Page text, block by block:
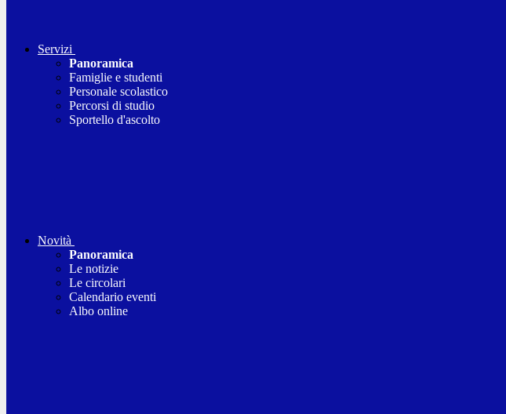
Servizi
Panoramica
Famiglie e studenti
Personale scolastico
Percorsi di studio
Sportello d'ascolto
Novità
Panoramica
Le notizie
Le circolari
Calendario eventi
Albo online